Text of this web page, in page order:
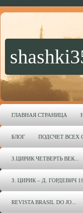
ГЛАВНАЯ СТРАНИЦА
БЛОГ ПОДСЧЕТ ВСЕХ
З.ЦИРИК ЧЕТВЕРТЬ ВЕК...
З. ЦИРИК – Д. ГОРДЕВИЧ
REVISTA BRASIL DO JO...